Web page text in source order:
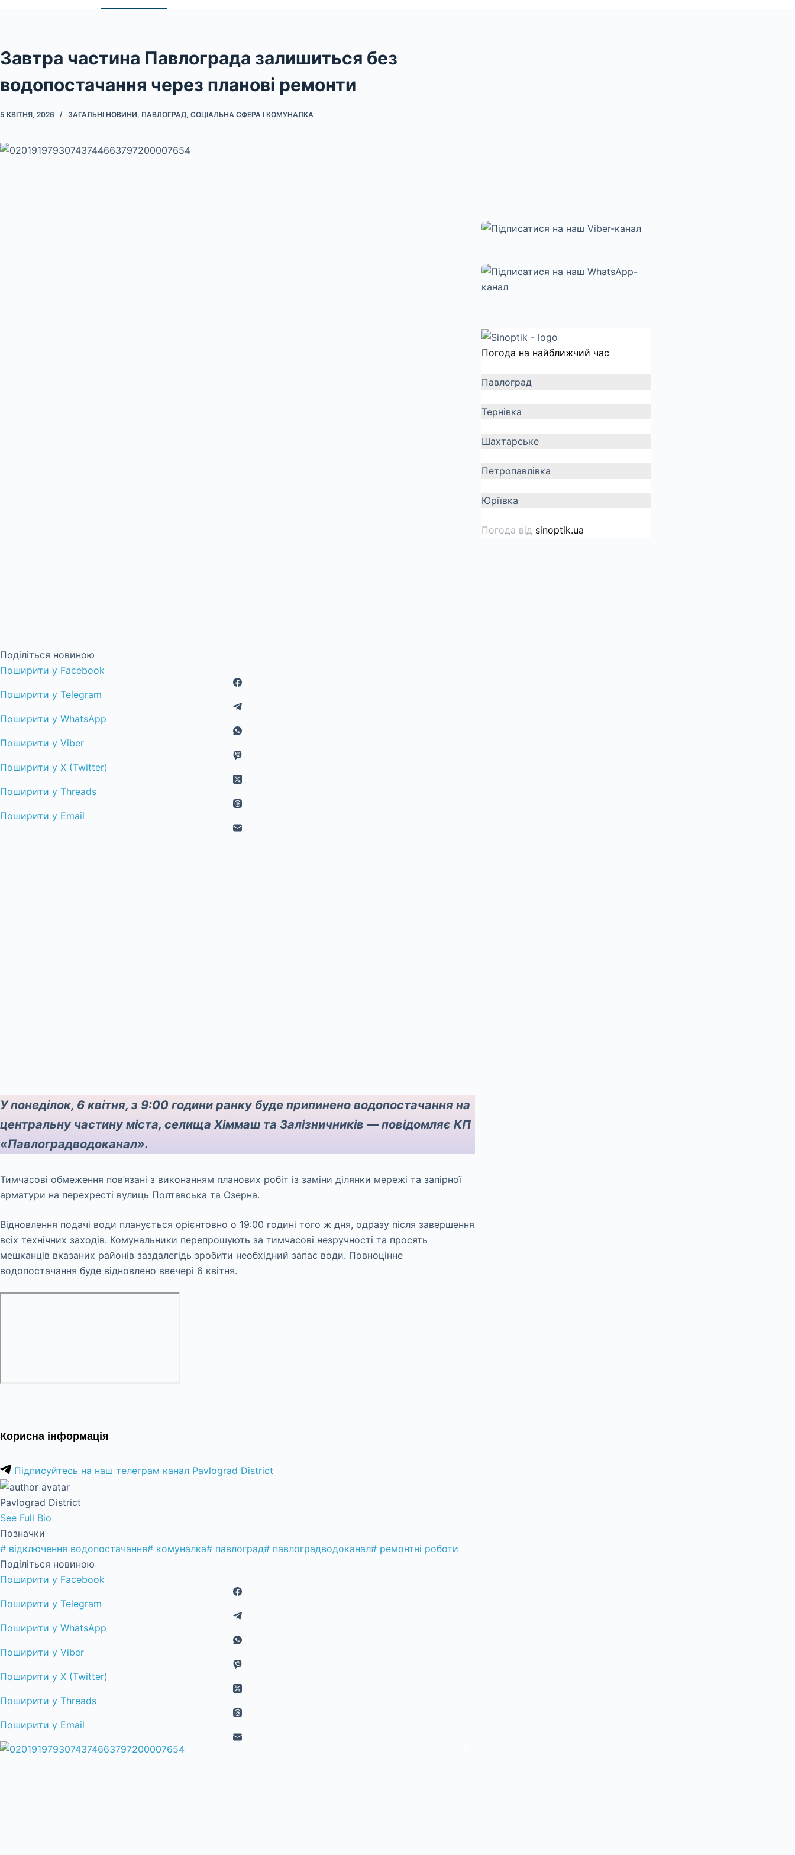
Завтра частина Павлограда залишиться без
водопостачання через планові ремонти
5 КВІТНЯ, 2026 ЗАГАЛЬНІ НОВИНИ, ПАВЛОГРАД, СОЦІАЛЬНА СФЕРА І КОМУНАЛКА
Поділіться новиною
Поширити у Facebook
Поширити у Telegram
Поширити у WhatsApp
Поширити у Viber
Поширити у X (Twitter)
Поширити у Threads
Поширити у Email
У понеділок, 6 квітня, з 9:00 години ранку буде припинено водопостачання на
центральну частину міста, селища Хіммаш та Залізничників — повідомляє КП
«Павлоградводоканал».
Тимчасові обмеження пов’язані з виконанням планових робіт із заміни ділянки мережі та запірної
арматури на перехресті вулиць Полтавська та Озерна.
Відновлення подачі води планується орієнтовно о 19:00 годині того ж дня, одразу після завершення
всіх технічних заходів. Комунальники перепрошують за тимчасові незручності та просять
мешканців вказаних районів заздалегідь зробити необхідний запас води. Повноцінне
водопостачання буде відновлено ввечері 6 квітня.
Корисна інформація
Підписуйтесь на наш телеграм канал Pavlograd District
Pavlograd District
See Full Bio
Позначки
# відключення водопостачання# комуналка# павлоград# павлоградводоканал# ремонтні роботи
Поділіться новиною
Поширити у Facebook
Поширити у Telegram
Поширити у WhatsApp
Поширити у Viber
Поширити у X (Twitter)
Поширити у Threads
Поширити у Email
Погода на найближчий час
Павлоград
Тернівка
Шахтарське
Петропавлівка
Юріївка
Погода від sinoptik.ua